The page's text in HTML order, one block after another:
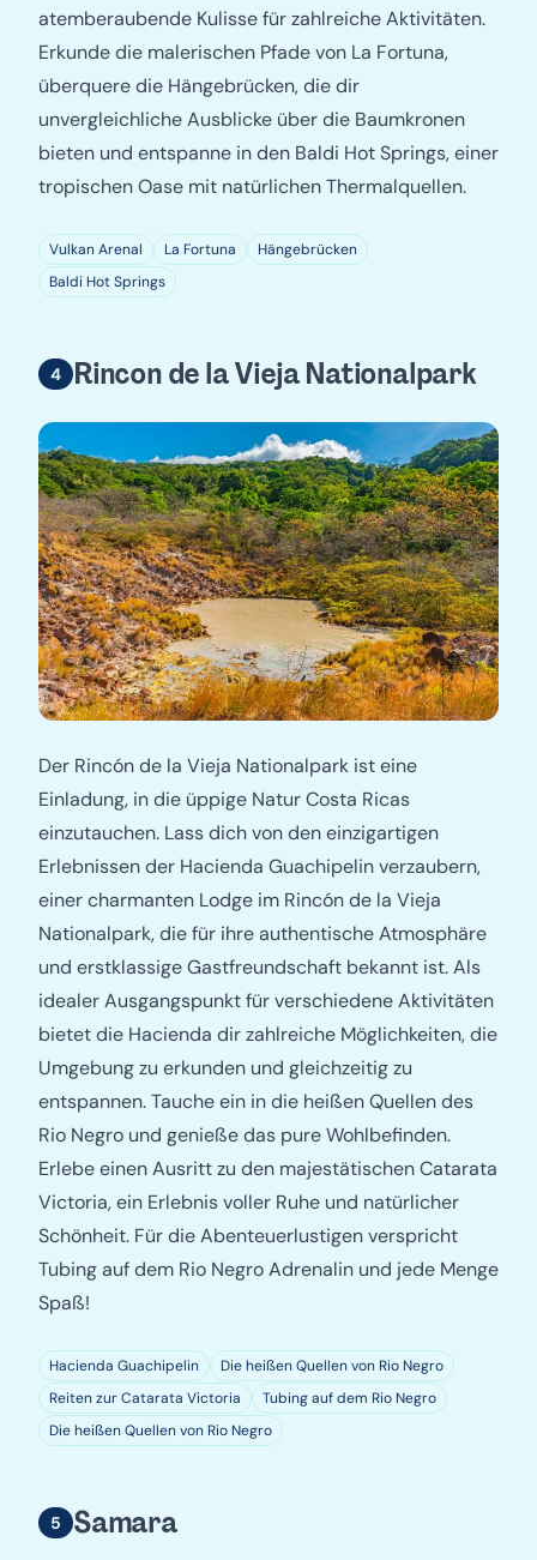
atemberaubende Kulisse für zahlreiche Aktivitäten.
Erkunde die malerischen Pfade von La Fortuna,
überquere die Hängebrücken, die dir
unvergleichliche Ausblicke über die Baumkronen
bieten und entspanne in den Baldi Hot Springs, einer
tropischen Oase mit natürlichen Thermalquellen.
Vulkan Arenal La Fortuna
Hängebrücken
Baldi Hot Springs
Rincon de la Vieja Nationalpark
Der Rincón de la Vieja Nationalpark ist eine
Einladung, in die üppige Natur Costa Ricas
einzutauchen. Lass dich von den einzigartigen
Erlebnissen der Hacienda Guachipelin verzaubern,
einer charmanten Lodge im Rincón de la Vieja
Nationalpark, die für ihre authentische Atmosphäre
und erstklassige Gastfreundschaft bekannt ist. Als
idealer Ausgangspunkt für verschiedene Aktivitäten
bietet die Hacienda dir zahlreiche Möglichkeiten, die
Umgebung zu erkunden und gleichzeitig zu
entspannen. Tauche ein in die heißen Quellen des
Rio Negro und genieße das pure Wohlbefinden.
Erlebe einen Ausritt zu den majestätischen Catarata
Victoria, ein Erlebnis voller Ruhe und natürlicher
Schönheit. Für die Abenteuerlustigen verspricht
Tubing auf dem Rio Negro Adrenalin und jede Menge
Spaß!
Hacienda Guachipelin
Die heißen Quellen von Rio Negro
Reiten zur Catarata Victoria
Tubing auf dem Rio Negro
Die heißen Quellen von Rio Negro
Samara